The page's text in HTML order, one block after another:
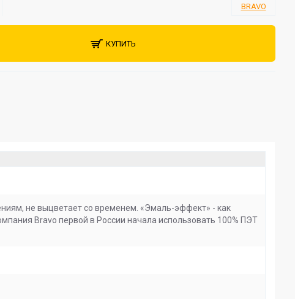
BRAVO
КУПИТЬ
не выцветает со временем. «Эмаль-эффект» - как
Bravo первой в России начала использовать 100% ПЭТ